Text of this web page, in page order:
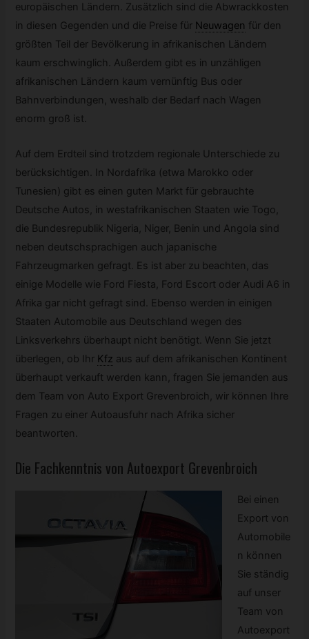
europäischen Ländern. Zusätzlich sind die Abwrackkosten
in diesen Gegenden und die Preise für Neuwagen für den
größten Teil der Bevölkerung in afrikanischen Ländern
kaum erschwinglich. Außerdem gibt es in unzähligen
afrikanischen Ländern kaum vernünftig Bus oder
Bahnverbindungen, weshalb der Bedarf nach Wagen
enorm groß ist.
Auf dem Erdteil sind trotzdem regionale Unterschiede zu
berücksichtigen. In Nordafrika (etwa Marokko oder
Tunesien) gibt es einen guten Markt für gebrauchte
Deutsche Autos, in westafrikanischen Staaten wie Togo,
die Bundesrepublik Nigeria, Niger, Benin und Angola sind
neben deutschsprachigen auch japanische
Fahrzeugmarken gefragt. Es ist aber zu beachten, das
einige Modelle wie Ford Fiesta, Ford Escort oder Audi A6 in
Afrika gar nicht gefragt sind. Ebenso werden in einigen
Staaten Automobile aus Deutschland wegen des
Linksverkehrs überhaupt nicht benötigt. Wenn Sie jetzt
überlegen, ob Ihr Kfz aus auf dem afrikanischen Kontinent
überhaupt verkauft werden kann, fragen Sie jemanden aus
dem Team von Auto Export Grevenbroich, wir können Ihre
Fragen zu einer Autoausfuhr nach Afrika sicher
beantworten.
Die Fachkenntnis von Autoexport Grevenbroich
Bei einen
Export von
Automobile
n können
Sie ständig
auf unser
Team von
Autoexport